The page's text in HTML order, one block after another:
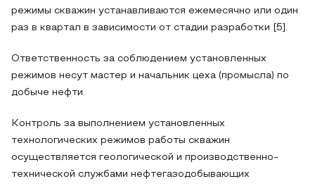
режимы скважин устанавливаются ежемесячно или один
раз в квартал в зависимости от стадии разработки [5].
Ответственность за соблюдением установленных
режимов несут мастер и начальник цеха (промысла) по
добыче нефти.
Контроль за выполнением установленных
технологических режимов работы скважин
осуществляется геологической и производственно-
технической службами нефтегазодобывающих